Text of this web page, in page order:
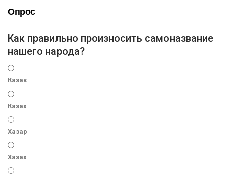
Опрос
Как правильно произносить самоназвание
нашего народа?
Казак
Казах
Хазар
Хазах